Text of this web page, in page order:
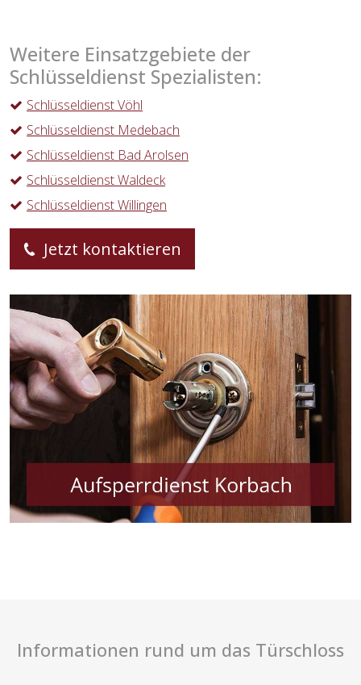
Weitere Einsatzgebiete der
Schlüsseldienst Spezialisten:
Schlüsseldienst Vöhl
Schlüsseldienst Medebach
Schlüsseldienst Bad Arolsen
Schlüsseldienst Waldeck
Schlüsseldienst Willingen
Jetzt kontaktieren
Informationen rund um das Türschloss